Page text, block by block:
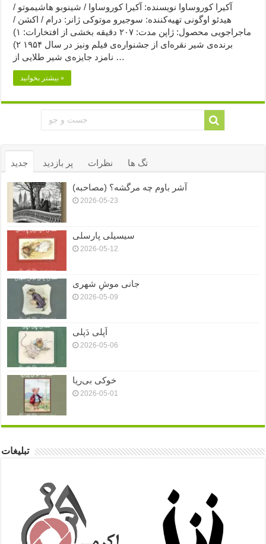
آکیرا کوروساوا نویسنده: آکیرا کوروساوا / شینوبو هاشیموتو /
هیدئو اوگونی تهیه‌کننده: سوجیرو موتوکی ژانر: درام / اکشن /
ماجراجویی محصول: ژاپن مدت: ۲۰۷ دقیقه بخشی از افتخارات: ۱)
برنده‌ی شیر نقره‌ای از جشنواره‌ی فیلم ونیز در سال ۱۹۵۴ ۲)
نامزد جایزه‌ی شیر طلایی از …
بیشتر بخوانید »
جدید پر بازدید نظرات تگ ها
آشر باوم چه مرگشه؟ (مصاحبه)
2026-05-23
سیسیلی پارسلی
2026-05-12
جانی موشِ شهری
2026-05-09
اَپلی دَپلی
2026-05-06
خوکی بی‌ریا
2026-05-01
تبلیغات